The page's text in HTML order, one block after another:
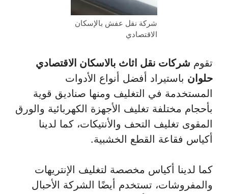
شركة نقل عفش بالإسكان
الاقتصادي
تقوم شركات نقل اثاث بالاسكان الاقتصادي
حلوان باستيراد أفضل أنواع الأدوات
المستخدمة في التغليف ومنها صناديق قوية
بأحجام مختلفة تغليف الأجهزة الكهربائية والورق
المقوى تغليف التحف والأنتيكات، كما لدينا
أكياس فقاعة القطع الخشبية.
كما لدينا أكياس مخصصة لتغليف الإنتريهات
والمفروشات، تستخدم أيضًا الشركة الأحبال